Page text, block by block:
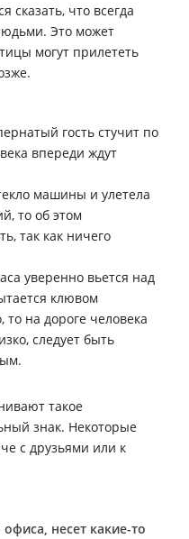
сказать, что всегда
Это может
могут прилететь
гость стучит по
впереди ждут
машины и улетела
то об этом
так как ничего
уверенно вьется над
клювом
то на дороге человека
следует быть
такое
знак. Некоторые
с друзьями или к
несет какие-то